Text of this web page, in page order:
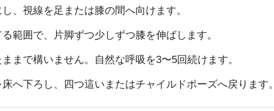
、視線を足または膝の間へ向けます。
範囲で、片脚ずつ少しずつ膝を伸ばします。
まで構いません。自然な呼吸を3〜5回続けます。
へ下ろし、四つ這いまたはチャイルドポーズへ戻ります。